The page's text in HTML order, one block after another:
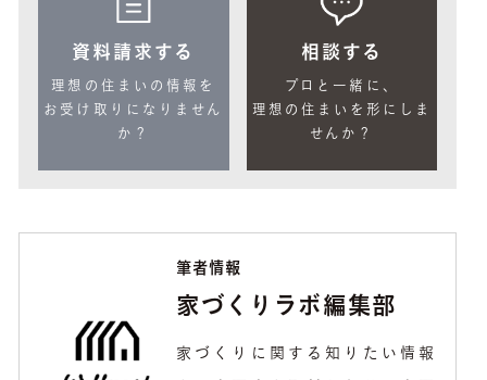
資料請求する
理想の住まいの情報を
お受け取りになりません
か？
相談する
プロと一緒に、
理想の住まいを形にしま
せんか？
筆者情報
家づくりラボ編集部
家づくりに関する知りたい情報